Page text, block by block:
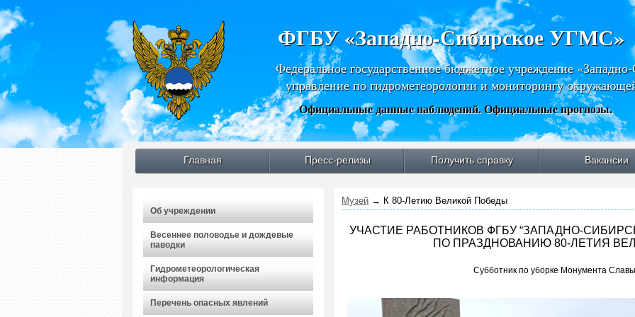
ФГБУ «Западно-Сибирское УГМС»
Федеральное государственное бюджетное учреждение
управление по гидрометеорологии и мониторингу
Официальные данные наблюдений. Официальные прогнозы.
Главная Пресс-релизы Получить справку Вакансии
Об учреждении
Весеннее половодье и дождевые
паводки
Гидрометеорологическая
информация
Перечень опасных явлений
Музей → К 80-Летию Великой Победы
УЧАСТИЕ РАБОТНИКОВ ФГБУ “ЗАПАДНО-
ПО ПРАЗДНОВАНИЮ 80-ЛЕТИЯ
Субботник по уборке Монумента